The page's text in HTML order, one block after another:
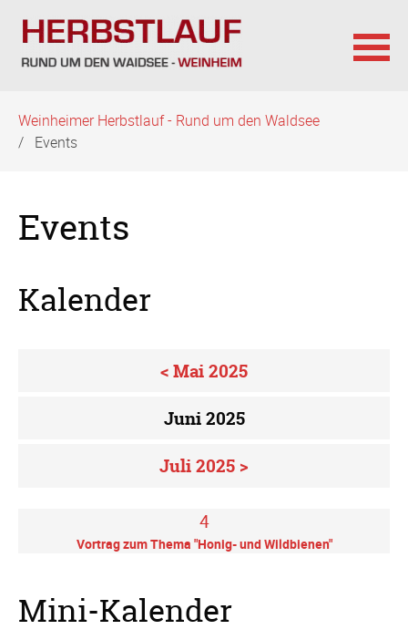
überspringen
Weinheimer Herbstlauf - Rund um den Waldsee
Events
Events
Kalender
< Mai 2025
Juni 2025
Juli 2025 >
4
Vortrag zum Thema "Honig- und Wildbienen"
Mini-Kalender